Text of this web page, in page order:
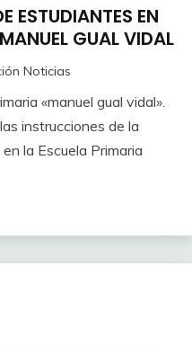
ESTUDIANTES EN
GUAL VIDAL
Noticias
«manuel gual vidal».
instrucciones de la
la Escuela Primaria